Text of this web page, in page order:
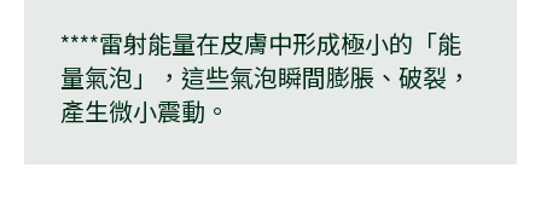
****雷射能量在皮膚中形成極小的「能
量氣泡」，這些氣泡瞬間膨脹、破裂，
產生微小震動。